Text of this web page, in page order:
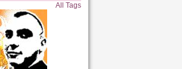
All Tags